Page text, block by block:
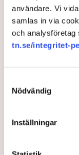
användare. Vi
samlas in via
och analysföretag
tn.se/integritet-
Nödvändig
Inställningar
TT